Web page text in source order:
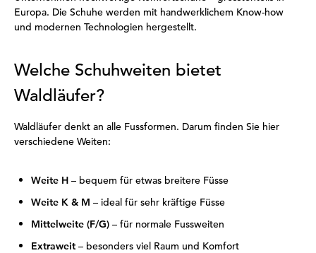
Europa. Die Schuhe werden mit handwerklichem Know-how
und modernen Technologien hergestellt.
Welche Schuhweiten bietet
Waldläufer?
Waldläufer denkt an alle Fussformen. Darum finden Sie hier
verschiedene Weiten:
Weite H – bequem für etwas breitere Füsse
Weite K & M – ideal für sehr kräftige Füsse
Mittelweite (F/G) – für normale Fussweiten
Extraweit – besonders viel Raum und Komfort